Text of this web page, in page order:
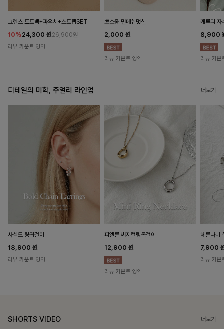
그렌스 토트백+파우치+스트랩SET
10%24,300 원26,900원
리뷰 카운트 영역
뽀소옹 면메쉬덧신
2,000 원
리뷰 카운트 영역
케루디 자
8,900
리뷰 카운
디테일의 미학, 주얼리 라인업 더보기
사셀드 링귀걸이
18,900 원
리뷰 카운트 영역
피엘룬 써지컬링목걸이
12,900 원
리뷰 카운트 영역
헤룬나비
7,900
리뷰 카운
SHORTS VIDEO 더보기